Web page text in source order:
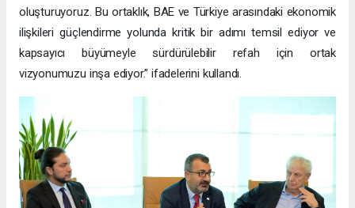
oluşturuyoruz. Bu ortaklık, BAE ve Türkiye arasındaki ekonomik
ilişkileri güçlendirme yolunda kritik bir adımı temsil ediyor ve
kapsayıcı büyümeyle sürdürülebilir refah için ortak
vizyonumuzu inşa ediyor.” ifadelerini kullandı.